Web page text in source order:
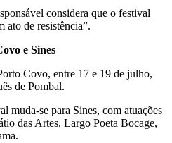
considera que o festival
ato de resistência”.
e Sines
Covo, entre 17 e 19 de julho,
de Pombal.
muda-se para Sines, com atuações
das Artes, Largo Poeta Bocage,